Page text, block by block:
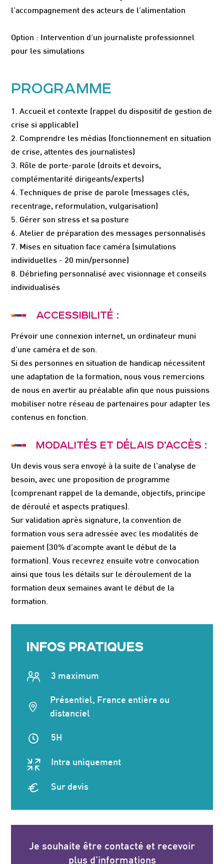
l'accompagnement des acteurs de l'alimentation
Option : Intervention d'un journaliste professionnel
pour les simulations
PROGRAMME
1. Accueil et contexte (rappel du dispositif de gestion de
crise si applicable)
2. Comprendre les médias (fonctionnement en situation
de crise, attentes des journalistes)
3. Rôle de porte-parole (droits et devoirs,
complémentarité dirigeants/experts)
4. Techniques de prise de parole (messages clés,
recentrage, reformulation, vulgarisation)
5. Gérer son stress et sa posture
6. Atelier de préparation des messages personnalisés
7. Mises en situation face caméra (simulations
individuelles - 20 min/personne)
8. Débriefing personnalisé avec visionnage et conseils
individualisés
ACCESSIBILITÉ :
Prévoir une connexion internet, un ordinateur muni
d’une caméra et de son.
Si des personnes en situation de handicap nécessitent
une adaptation de la formation, nous vous remercions
de nous en avertir au préalable afin que nous puissions
mobiliser notre réseau de partenaires pour adapter les
contenus en fonction.
MODALITÉS ET DÉLAIS D’ACCÈS :
Un devis vous sera envoyé à la suite de l’analyse de
besoin, avec une proposition de programme
(comprenant rappel de la demande, objectifs, principe
de déroulé et aspects pratiques).
Sur validation après signature, la convention de
formation vous sera adressée avec les modalités de
paiement (30% d’acompte avant le début de la
formation). Vous recevrez ensuite votre convocation
ainsi que tous les détails sur le déroulement de la
formation deux semaines avant le début de la
formation.
INFOS PRATIQUES
3 maximum
Présentiel, France entière ou
distanciel
5H
Intra uniquement
Sur devis
Je souhaite être contacté et recevoir
plus d’informations